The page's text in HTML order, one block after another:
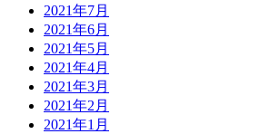
2021年7月
2021年6月
2021年5月
2021年4月
2021年3月
2021年2月
2021年1月